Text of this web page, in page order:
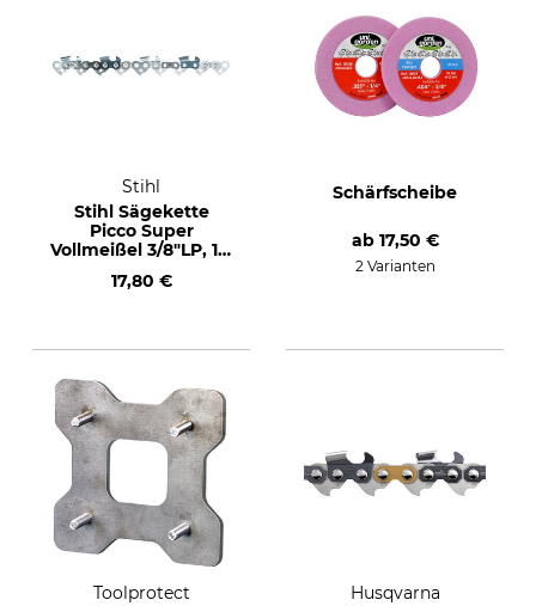
Stihl
Stihl Sägekette
Picco Super
Vollmeißel 3/8"LP, 1,3
17,80 €
Schärfscheibe
ab 17,50 €
2 Varianten
Toolprotect
Husqvarna